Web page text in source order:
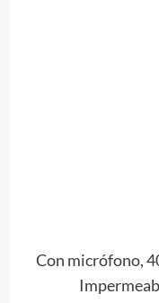
Con micrófono,